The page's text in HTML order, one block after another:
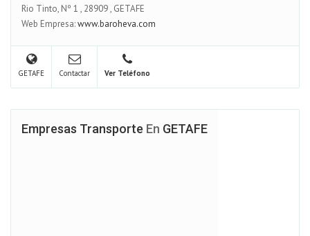
Rio Tinto, Nº 1 , 28909, GETAFE
Web Empresa:www.baroheva.com
GETAFE Contactar Ver Teléfono
Empresas Transporte En GETAFE